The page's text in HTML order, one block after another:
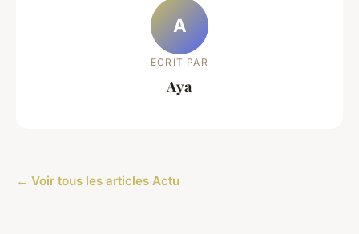
A
ECRIT PAR
Aya
← Voir tous les articles Actu